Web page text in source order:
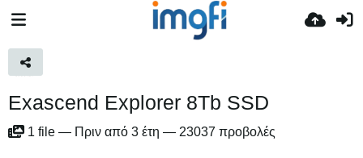
Exascend Explorer 8Tb SSD
1 file — Πριν από 3 έτη — 23037 προβολές